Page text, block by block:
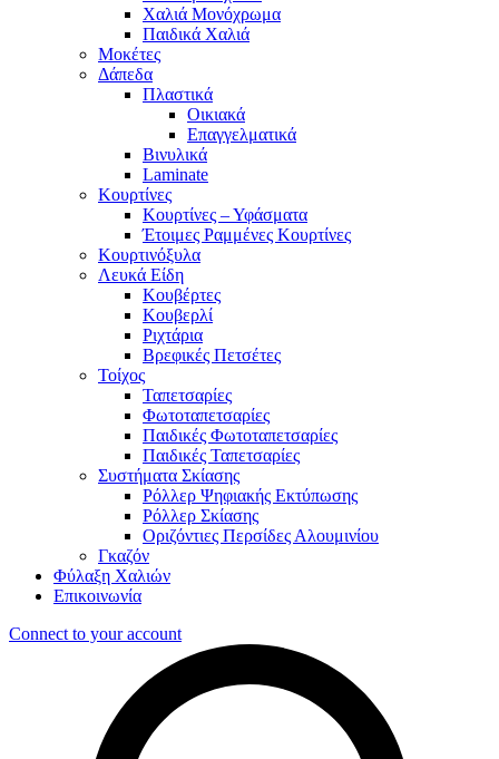
Χαλιά Μονόχρωμα
Παιδικά Χαλιά
Μοκέτες
Δάπεδα
Πλαστικά
Οικιακά
Επαγγελματικά
Βινυλικά
Laminate
Κουρτίνες
Κουρτίνες – Υφάσματα
Έτοιμες Ραμμένες Κουρτίνες
Κουρτινόξυλα
Λευκά Είδη
Κουβέρτες
Κουβερλί
Ριχτάρια
Βρεφικές Πετσέτες
Τοίχος
Ταπετσαρίες
Φωτοταπετσαρίες
Παιδικές Φωτοταπετσαρίες
Παιδικές Ταπετσαρίες
Συστήματα Σκίασης
Ρόλλερ Ψηφιακής Εκτύπωσης
Ρόλλερ Σκίασης
Οριζόντιες Περσίδες Αλουμινίου
Γκαζόν
Φύλαξη Χαλιών
Επικοινωνία
Connect to your account